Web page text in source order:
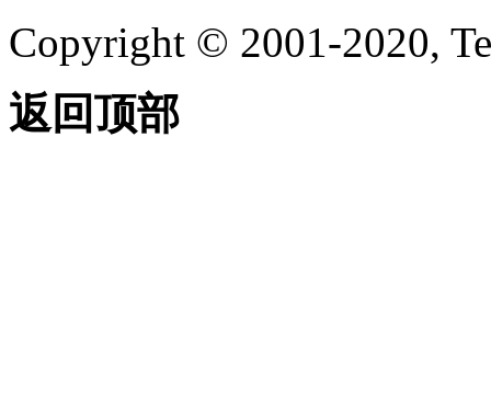
Copyright © 2001-2020,
返回顶部